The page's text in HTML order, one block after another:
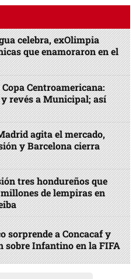
celebra, exOlimpia
que enamoraron en el
Copa Centroamericana:
revés a Municipal; así
agita el mercado,
y Barcelona cierra
tres hondureños que
de lempiras en
sorprende a Concacaf y
sobre Infantino en la FIFA